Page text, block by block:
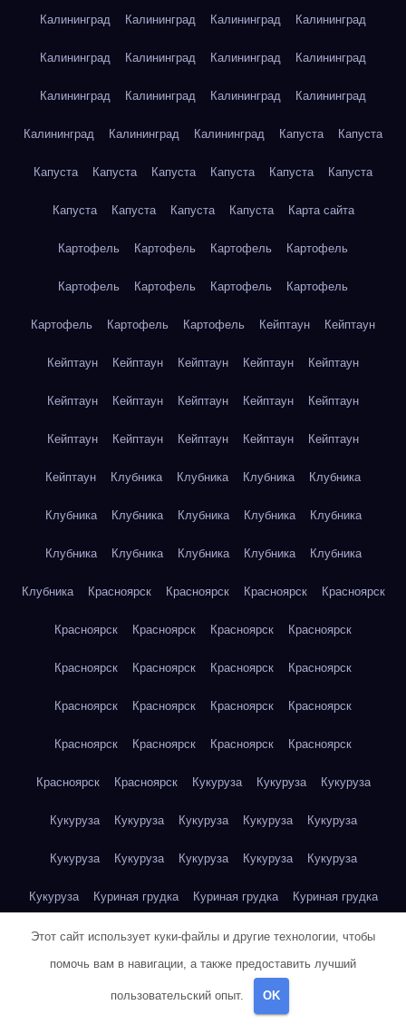
Калининград Калининград Калининград Калининград
Калининград Калининград Калининград Калининград
Калининград Калининград Калининград Калининград
Калининград Калининград Калининград Капуста Капуста
Капуста Капуста Капуста Капуста Капуста Капуста
Капуста Капуста Капуста Капуста Карта сайта
Картофель Картофель Картофель Картофель
Картофель Картофель Картофель Картофель
Картофель Картофель Картофель Кейптаун Кейптаун
Кейптаун Кейптаун Кейптаун Кейптаун Кейптаун
Кейптаун Кейптаун Кейптаун Кейптаун Кейптаун
Кейптаун Кейптаун Кейптаун Кейптаун Кейптаун
Кейптаун Клубника Клубника Клубника Клубника
Клубника Клубника Клубника Клубника Клубника
Клубника Клубника Клубника Клубника Клубника
Клубника Красноярск Красноярск Красноярск Красноярск
Красноярск Красноярск Красноярск Красноярск
Красноярск Красноярск Красноярск Красноярск
Красноярск Красноярск Красноярск Красноярск
Красноярск Красноярск Красноярск Красноярск
Красноярск Красноярск Кукуруза Кукуруза Кукуруза
Кукуруза Кукуруза Кукуруза Кукуруза Кукуруза
Кукуруза Кукуруза Кукуруза Кукуруза Кукуруза
Кукуруза Куриная грудка Куриная грудка Куриная грудка
Куриная грудка Куриная грудка Куриная грудка
Куриная грудка Куриная грудка
Куриная грудка
Этот сайт использует куки-файлы и другие технологии, чтобы
помочь вам в навигации, а также предоставить лучший
пользовательский опыт. OK